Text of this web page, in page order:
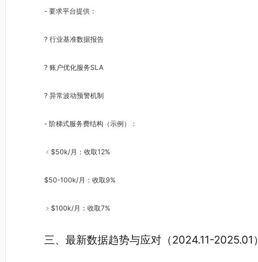
- 要求平台提供：
? 行业基准数据报告
? 账户优化服务SLA
? 异常波动预警机制
- 阶梯式服务费结构（示例）：
﹤$50k/月：收取12%
$50-100k/月：收取9%
﹥$100k/月：收取7%
三、最新数据趋势与应对（2024.11-2025.01）